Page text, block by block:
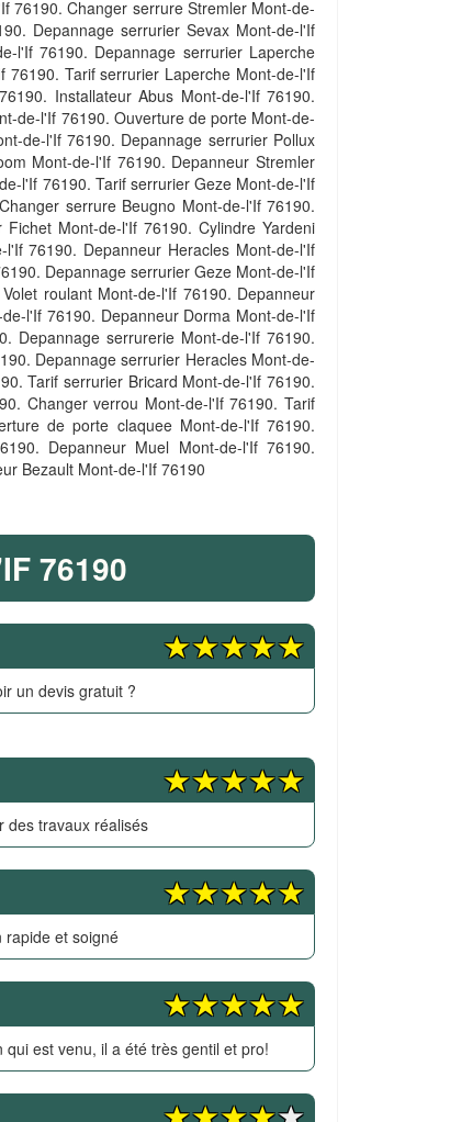
76190. Changer serrure Stremler Mont-de-
Depannage serrurier Sevax Mont-de-l'If
l'If 76190. Depannage serrurier Laperche
76190. Tarif serrurier Laperche Mont-de-l'If
Installateur Abus Mont-de-l'If 76190.
de-l'If 76190. Ouverture de porte Mont-de-
de-l'If 76190. Depannage serrurier Pollux
Mont-de-l'If 76190. Depanneur Stremler
l'If 76190. Tarif serrurier Geze Mont-de-l'If
serrure Beugno Mont-de-l'If 76190.
Mont-de-l'If 76190. Cylindre Yardeni
76190. Depanneur Heracles Mont-de-l'If
Depannage serrurier Geze Mont-de-l'If
roulant Mont-de-l'If 76190. Depanneur
l'If 76190. Depanneur Dorma Mont-de-l'If
Depannage serrurerie Mont-de-l'If 76190.
Depannage serrurier Heracles Mont-de-
Tarif serrurier Bricard Mont-de-l'If 76190.
Changer verrou Mont-de-l'If 76190. Tarif
de porte claquee Mont-de-l'If 76190.
Depanneur Muel Mont-de-l'If 76190.
Bezault Mont-de-l'If 76190
76190
un devis gratuit ?
des travaux réalisés
rapide et soigné
est venu, il a été très gentil et pro!